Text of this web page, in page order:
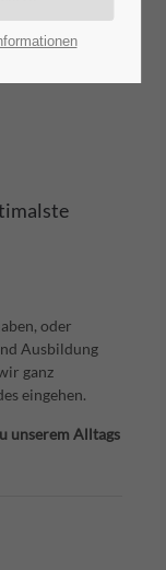
oder
Ausbildung
ganz
eingehen.
unserem Alltags